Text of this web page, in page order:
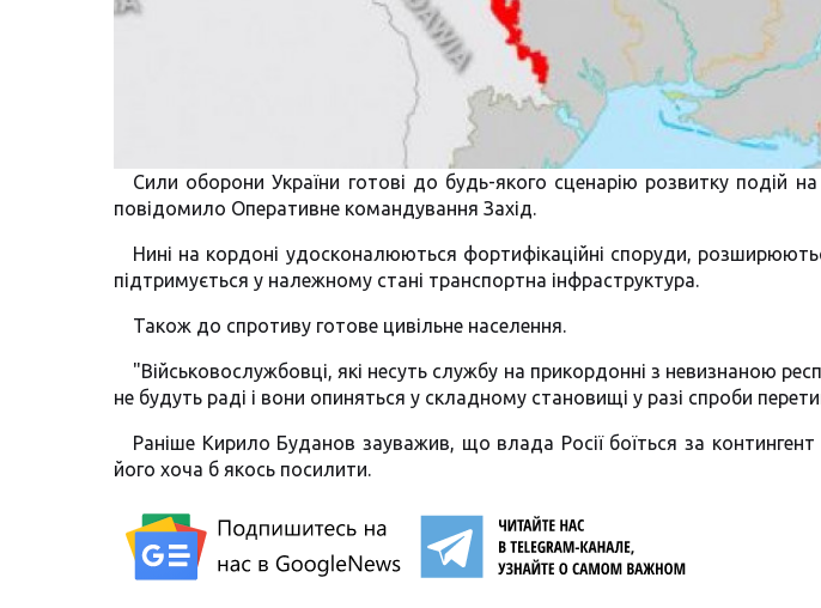
Сили оборони України готові до будь-якого сценарію розвитку подій
повідомило Оперативне командування Захід.
Нині на кордоні удосконалюються фортифікаційні споруди,
підтримується у належному стані транспортна інфраструктура.
Також до спротиву готове цивільне населення.
"Військовослужбовці, які несуть службу на прикордонні з невизнаною
не будуть раді і вони опиняться у складному становищі у разі спроби
Раніше Кирило Буданов зауважив, що влада Росії боїться за контингент
його хоча б якось посилити.